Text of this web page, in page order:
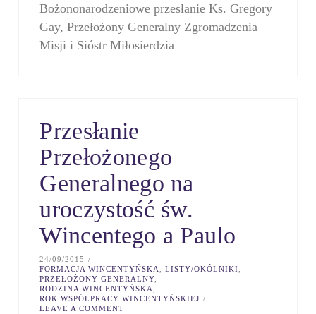
Bożononarodzeniowe przesłanie Ks. Gregory
Gay, Przełożony Generalny Zgromadzenia
Misji i Sióstr Miłosierdzia
Przesłanie
Przełożonego
Generalnego na
uroczystość św.
Wincentego a Paulo
24/09/2015
FORMACJA WINCENTYŃSKA
,LISTY/OKÓLNIKI
PRZEŁOŻONY GENERALNY
RODZINA WINCENTYŃSKA
ROK WSPÓŁPRACY WINCENTYŃSKIEJ
LEAVE A COMMENT